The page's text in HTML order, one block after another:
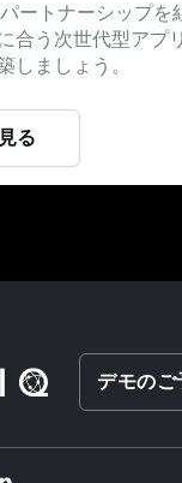
ートナーシップを
合う次世代型アプ
しましょう。
る
デモのご